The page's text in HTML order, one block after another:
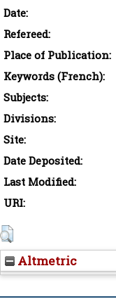
Date:
Refereed:
Place of Publication:
Keywords (French):
Subjects:
Divisions:
Site:
Date Deposited:
Last Modified:
URI:
Altmetric